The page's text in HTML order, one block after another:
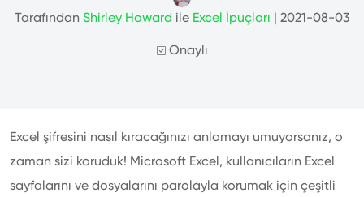
Tarafından Shirley Howard ileExcel İpuçları | 2021-08-03
Onaylı
Excel şifresini nasıl kıracağınızı anlamayı umuyorsanız, o
zaman sizi koruduk! Microsoft Excel, kullanıcıların Excel
sayfalarını ve dosyalarını parolayla korumak için çeşitli